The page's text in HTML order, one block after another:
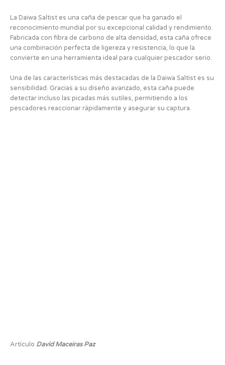
La Daiwa Saltist es una caña de pescar que ha ganado el
reconocimiento mundial por su excepcional calidad y rendimiento.
Fabricada con fibra de carbono de alta densidad, esta caña ofrece
una combinación perfecta de ligereza y resistencia, lo que la
convierte en una herramienta ideal para cualquier pescador serio.
Una de las características más destacadas de la Daiwa Saltist es su
sensibilidad. Gracias a su diseño avanzado, esta caña puede
detectar incluso las picadas más sutiles, permitiendo a los
pescadores reaccionar rápidamente y asegurar su captura.
Artículo David Maceiras Paz